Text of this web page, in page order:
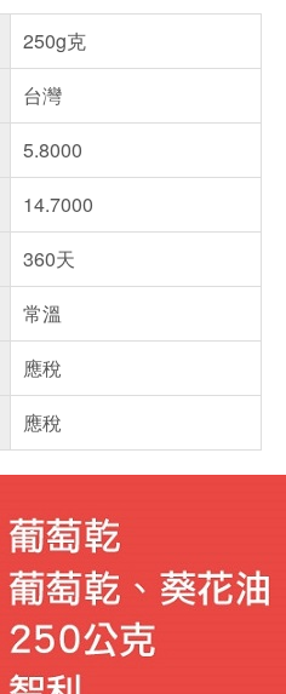
250g克
台灣
5.8000
14.7000
360天
常溫
應稅
應稅